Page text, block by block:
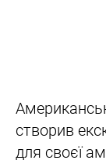
створив
для своєї